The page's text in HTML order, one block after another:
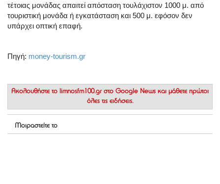
τέτοιας μονάδας απαιτεί απόσταση τουλάχιστον 1000 μ. από
τουριστική μονάδα ή εγκατάσταση και 500 μ. εφόσον δεν
υπάρχει οπτική επαφή.
Πηγή: money-tourism.gr
Ακολουθήστε το limnosfm100.gr στο Google News και μάθετε πρώτοι
όλες τις ειδήσεις.
Μοιραστείτε το